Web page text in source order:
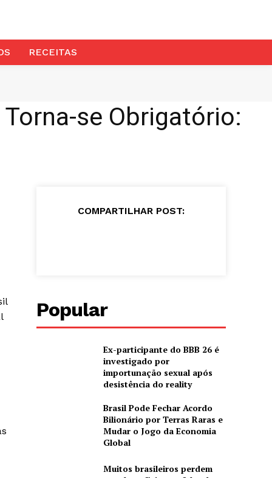
RECEITAS
Torna-se Obrigatório:
COMPARTILHAR POST:
Popular
Ex-participante do BBB 26 é
investigado por
importunação sexual após
desistência do reality
Brasil Pode Fechar Acordo
Bilionário por Terras Raras e
Mudar o Jogo da Economia
Global
Muitos brasileiros perdem